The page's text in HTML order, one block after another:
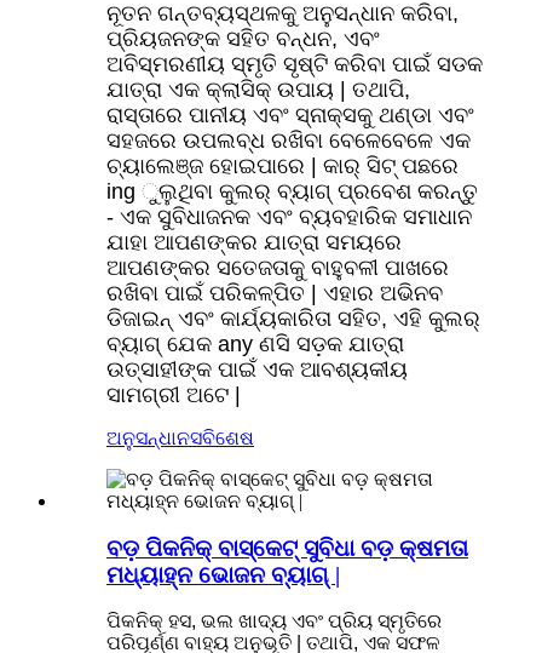
ନୂତନ ଗନ୍ତବ୍ୟସ୍ଥଳକୁ ଅନୁସନ୍ଧାନ କରିବା,
ପ୍ରିୟଜନଙ୍କ ସହିତ ବନ୍ଧନ, ଏବଂ
ଅବିସ୍ମରଣୀୟ ସ୍ମୃତି ସୃଷ୍ଟି କରିବା ପାଇଁ ସଡକ
ଯାତ୍ରା ଏକ କ୍ଲାସିକ୍ ଉପାୟ | ତଥାପି,
ରାସ୍ତାରେ ପାନୀୟ ଏବଂ ସ୍ନାକ୍ସକୁ ଥଣ୍ଡା ଏବଂ
ସହଜରେ ଉପଲବ୍ଧ ରଖିବା ବେଳେବେଳେ ଏକ
ଚ୍ୟାଲେଞ୍ଜ ହୋଇପାରେ | କାର୍ ସିଟ୍ ପଛରେ
ing ୁଲୁଥିବା କୁଲର୍ ବ୍ୟାଗ୍ ପ୍ରବେଶ କରନ୍ତୁ
- ଏକ ସୁବିଧାଜନକ ଏବଂ ବ୍ୟବହାରିକ ସମାଧାନ
ଯାହା ଆପଣଙ୍କର ଯାତ୍ରା ସମୟରେ
ଆପଣଙ୍କର ସତେଜତାକୁ ବାହୁବଳୀ ପାଖରେ
ରଖିବା ପାଇଁ ପରିକଳ୍ପିତ | ଏହାର ଅଭିନବ
ଡିଜାଇନ୍ ଏବଂ କାର୍ଯ୍ୟକାରିତା ସହିତ, ଏହି କୁଲର୍
ବ୍ୟାଗ୍ ଯେକ any ଣସି ସଡ଼କ ଯାତ୍ରା
ଉତ୍ସାହୀଙ୍କ ପାଇଁ ଏକ ଆବଶ୍ୟକୀୟ
ସାମଗ୍ରୀ ଅଟେ |
ଅନୁସନ୍ଧାନସବିଶେଷ
ବଡ଼ ପିକନିକ୍ ବାସ୍କେଟ୍ ସୁବିଧା ବଡ଼ କ୍ଷମତା
ମଧ୍ୟାହ୍ନ ଭୋଜନ ବ୍ୟାଗ୍ |
ପିକନିକ୍ ହସ, ଭଲ ଖାଦ୍ୟ ଏବଂ ପ୍ରିୟ ସ୍ମୃତିରେ
ପରିପୂର୍ଣ୍ଣ ବାହ୍ୟ ଅନୁଭୂତି | ତଥାପି, ଏକ ସଫଳ